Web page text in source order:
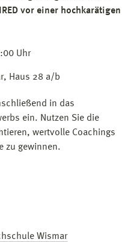
vor einer hochkarätigen
Uhr
Haus 28 a/b
in das
ein. Nutzen Sie die
wertvolle Coachings
zu gewinnen.
Wismar